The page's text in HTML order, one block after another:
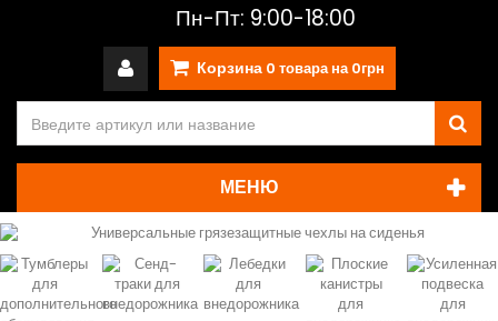
Пн-Пт: 9:00-18:00
Корзина 0 товара на 0грн
МЕНЮ